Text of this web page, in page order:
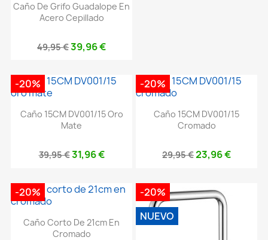
Caño De Grifo Guadalope En
Acero Cepillado
49,95 €39,96 €
Caño 15CM DV001/15 Oro
Mate
39,95 €31,96 €
-20%
Caño 15CM DV001/15
Cromado
29,95 €23,96 €
-20%
Caño Corto De 21cm En
Cromado
-20%
-20%
NUEVO